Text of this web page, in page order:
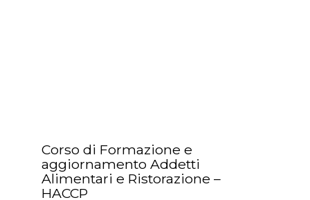
Corso di Formazione e
aggiornamento Addetti
Alimentari e Ristorazione –
HACCP